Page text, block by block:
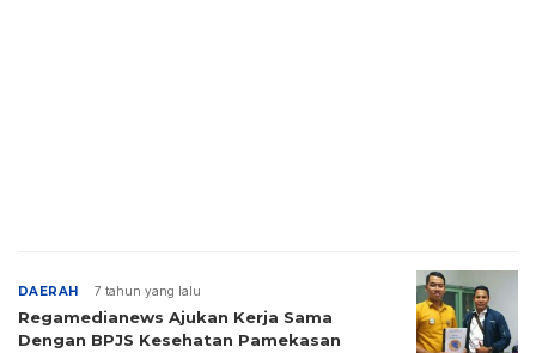
DAERAH 7 tahun yang lalu
Regamedianews Ajukan Kerja Sama
Dengan BPJS Kesehatan Pamekasan